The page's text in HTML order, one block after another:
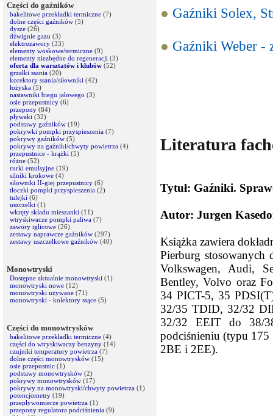
Części do gaźników
bakelitowe przekładki termiczne (7)
dolne części gaźników (5)
dysze (26)
dźwignie gazu (3)
elektrozawory (33)
elementy woskowe/termiczne (9)
elementy niezbędne do regeneracji (3)
oferta dla warsztatów i klubów (52)
grzałki ssania (20)
korektory ssania/siłowniki (42)
łożyska (5)
nastawniki biegu jałowego (3)
osie przepustnicy (6)
przepony (84)
pływaki (32)
podstawy gaźników (19)
pokrywki pompki przyspieszenia (7)
pokrywy gaźników (5)
pokrywy na gaźniki/chwyty powietrza (4)
przepustnice - krążki (5)
różne (52)
rurki emulsyjne (19)
silniki krokowe (4)
siłowniki II-giej przepustnicy (6)
tłoczki pompki przyspieszenia (2)
tulejki (6)
uszczelki (1)
wkręty składu mieszanki (11)
wtryskiwacze pompki paliwa (7)
zawory iglicowe (26)
zestawy naprawcze gaźników (297)
zestawy uszczelkowe gaźników (40)
Monowtryski
Dostępne aktualnie monowtryski (1)
monowtryski nowe (12)
monowtryski używane (71)
monowtryski - kolektory ssące (5)
Części do monowtrysków
bakelitowe przekładki termiczne (4)
części do wtryskiwaczy benzyny (14)
czujniki temperatury powietrza (7)
dolne części monowtrysków (15)
osie przepustnic (1)
podstawy monowtrysków (2)
pokrywy monowtrysków (17)
pokrywy na monowtryski/chwyty powietrza (1)
potencjometry (19)
przepływomierze powietrza (1)
przepony regulatora podciśnienia (9)
● Gaźniki Solex,
● Gaźniki Weber -
Literatura
Tytuł: Gaźniki.
Autor: Jurgen
Książka zawiera
Pierburg stosowanych
Volkswagen, Audi,
Bentley, Volvo oraz
34 PICT-5, 35
32/35 TDID, 32/32
32/32 EEIT do 38/
podciśnieniu (typu 175
2BE i 2EE).